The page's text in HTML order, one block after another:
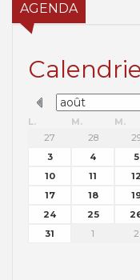
AGENDA
L. M. M.
27
28
3
4 5
10
11 12
17
18
24
25
31
1 2